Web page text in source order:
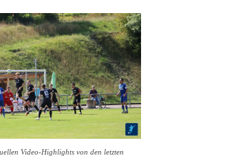
Video-Highlights von den letzten